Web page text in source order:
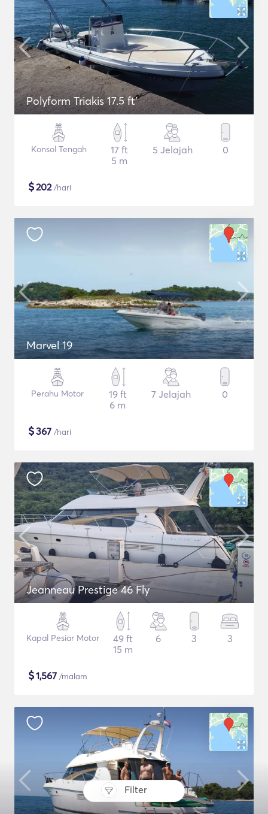
Filter
Polyform Triakis 17.5 ft'
Konsol Tengah
17 ft
5 m
5 Jelajah 0
$202/hari
Marvel 19
Perahu Motor
19 ft
6 m
7 Jelajah 0
$367 /hari
Jeanneau Prestige 46 Fly
Kapal Pesiar Motor
49 ft
15 m
6 3 3
$1,567 /malam